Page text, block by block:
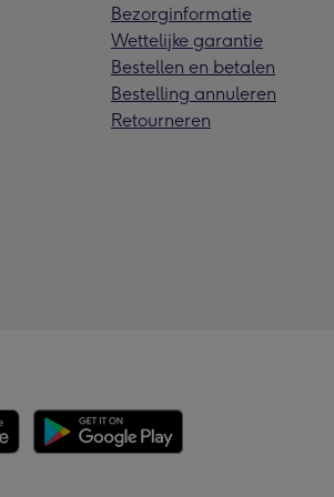
Bezorginformatie
Wettelijke garantie
Bestellen en betalen
Bestelling annuleren
Retourneren